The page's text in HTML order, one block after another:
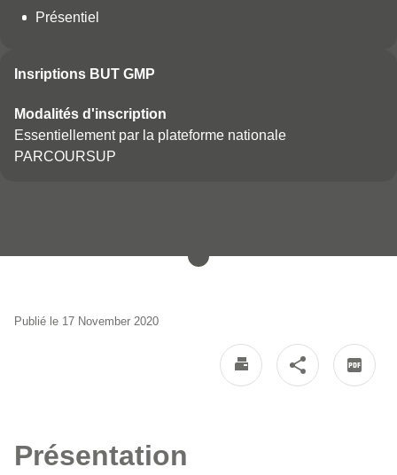
Présentiel
Insriptions BUT GMP
Modalités d'inscription
Essentiellement par la plateforme nationale
PARCOURSUP
Publié le 17 November 2020
Présentation